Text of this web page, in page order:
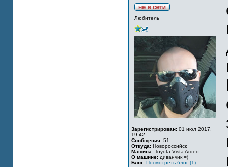
Любитель
Зарегистрирован: 01 июл 2017,
19:42
Сообщения: 51
Откуда: Новороссийск
Машина: Toyota Vista Ardeo
О машине: диванчик =)
Блог: Посмотреть блог (1)